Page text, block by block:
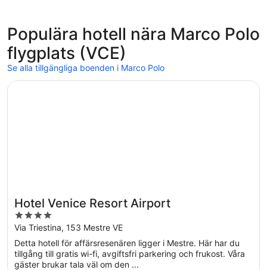
Populära hotell nära Marco Polo
flygplats (VCE)
Se alla tillgängliga boenden i Marco Polo
Hotel Venice Resort Airport
4
out
of
5
Via Triestina, 153 Mestre VE
Detta hotell för affärsresenären ligger i Mestre. Här har du
tillgång till gratis wi-fi, avgiftsfri parkering och frukost. Våra
gäster brukar tala väl om den ...
Öppnas i ett nytt fönster
Hotel Venice Resort Airport